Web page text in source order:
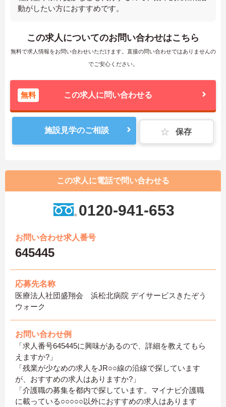
動がしたい方におすすめです。
この求人についてのお問い合わせはこちら
無料で求人情報をお問い合わせいただけます。直接の問い合わせではありませんの
でご安心ください。
無料 この求人に問い合わせる
施設見学のご相談 保存
この求人に電話で問い合わせる
0120-941-653
お問い合わせ求人番号
645445
応募先名称
医療法人社団盛翔会 浜松北病院 デイサービスきたぞう
ウォーク
お問い合わせ例
「求人番号645445に興味があるので、詳細を教えてもら
えますか?」
「残業が少なめの求人をJR○○線の沿線で探しています
が、おすすめの求人はありますか?」
「介護職の募集を都内で探しています。マイナビ介護職
に載っている○○○○○以外におすすめの求人はあります